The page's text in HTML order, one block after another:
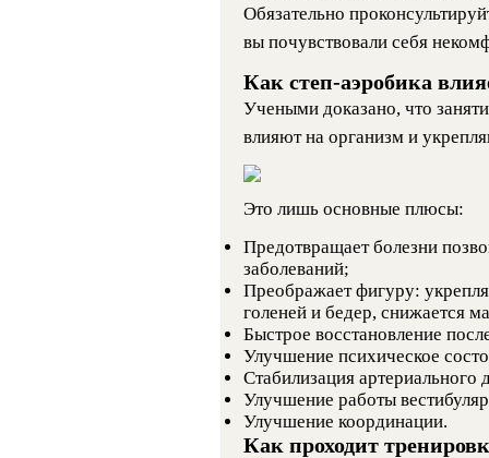
Обязательно
вы почувствовали себя
Как степ-аэробика
Учеными доказано, что
влияют на организм и
Это лишь основные плюсы:
Предотвращает болезни
заболеваний;
Преображает фигуру:
голеней и бедер, снижается
Быстрое восстановление
Улучшение психическое
Стабилизация артериального
Улучшение работы
Улучшение координации.
Как проходит